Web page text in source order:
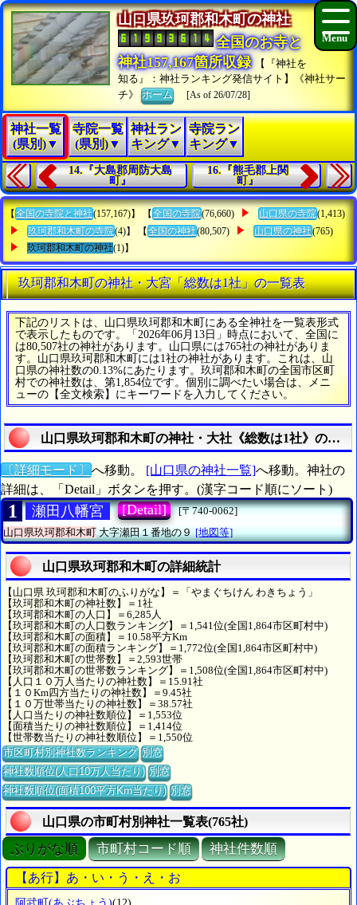
山口県玖珂郡和木町の神社
全国のお寺と
神社157,167箇所収録
【『神社を
知る』：神社ランキング発信サイト】《神社サー
チ》ホーム [As of 26/07/28]
神社一覧
(県別)▼
寺院一覧
(県別)▼
神社ラン
キング▼
寺院ラン
キング▼
14.『大島郡周防大島
町』
16.『熊毛郡上関
町』
【 全国の寺院と神社(157,167)】 【 全国の寺院(76,660) 山口県の寺院(1,413)
玖珂郡和木町の寺院(4)】 【 全国の神社(80,507) 山口県の神社(765)
玖珂郡和木町の神社(1)】
玖珂郡和木町の神社・大宮「総数は1社」の一覧表
下記のリストは、山口県玖珂郡和木町にある全神社を一覧表形式
で表示したものです。「2026年06月13日」時点において、全国に
は80,507社の神社があります。山口県には765社の神社がありま
す。山口県玖珂郡和木町には1社の神社があります。これは、山
口県の神社数の0.13%にあたります。玖珂郡和木町の全国市区町
村での神社数は、第1,854位です。個別に調べたい場合は、メニ
ューの【全文検索】にキーワードを入力してください。
山口県玖珂郡和木町の神社・大社《総数は1社》の詳細
〔詳細モード〕 へ移動。 [山口県の神社一覧]へ移動。神社の
詳細は、「Detail」ボタンを押す。(漢字コード順にソート)
1 瀬田八幡宮 [Detail]
[〒740-0062]
山口県玖珂郡和木町大字瀬田１番地の９ [地図等]
山口県玖珂郡和木町の詳細統計
【山口県 玖珂郡和木町のふりがな】＝「やまぐちけん わきちょう」
【玖珂郡和木町の神社数】＝1社
【玖珂郡和木町の人口】＝6,285人
【玖珂郡和木町の人口数ランキング】＝1,541位(全国1,864市区町村中)
【玖珂郡和木町の面積】＝10.58平方Km
【玖珂郡和木町の面積ランキング】＝1,772位(全国1,864市区町村中)
【玖珂郡和木町の世帯数】＝2,593世帯
【玖珂郡和木町の世帯数ランキング】＝1,508位(全国1,864市区町村中)
【人口１０万人当たりの神社数】＝15.91社
【１０Km四方当たりの神社数】＝9.45社
【１０万世帯当たりの神社数】＝38.57社
【人口当たりの神社数順位】＝1,553位
【面積当たりの神社数順位】＝1,414位
【世帯数当たりの神社数順位】＝1,550位
市区町村別神社数ランキング 別窓
神社数順位(人口10万人当たり) 別窓
神社数順位(面積100平方Km当たり) 別窓
山口県の市町村別神社一覧表(765社)
ぶりがな順 市町村コード順 神社件数順
【あ行】あ・い・う・え・お